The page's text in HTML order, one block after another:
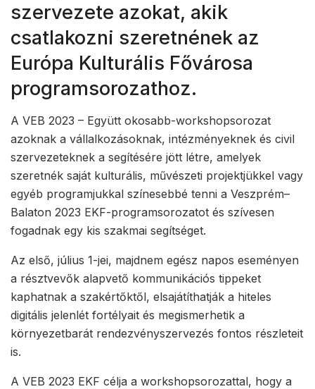
szervezete azokat, akik
csatlakozni szeretnének az
Európa Kulturális Fővárosa
programsorozathoz.
A VEB 2023 – Együtt okosabb-workshopsorozat
azoknak a vállalkozásoknak, intézményeknek és civil
szervezeteknek a segítésére jött létre, amelyek
szeretnék saját kulturális, művészeti projektjükkel vagy
egyéb programjukkal színesebbé tenni a Veszprém–
Balaton 2023 EKF-programsorozatot és szívesen
fogadnak egy kis szakmai segítséget.
Az első, július 1-jei, majdnem egész napos eseményen
a résztvevők alapvető kommunikációs tippeket
kaphatnak a szakértőktől, elsajátíthatják a hiteles
digitális jelenlét fortélyait és megismerhetik a
környezetbarát rendezvényszervezés fontos részleteit
is.
A VEB 2023 EKF célja a workshopsorozattal, hogy a